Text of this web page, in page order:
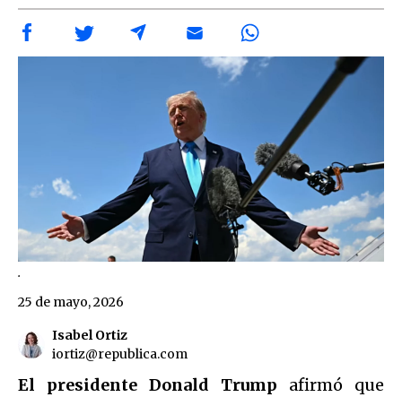
.
Isabel Ortiz
iortiz@republica.com
25 de mayo, 2026
El presidente Donald Trump afirmó que